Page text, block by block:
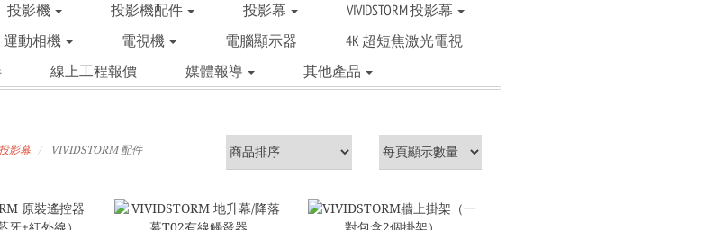
投影機 投影機配件 投影幕
VIVIDSTORM 投影幕
運動相機 電視機 電腦顯示器
4K 超短焦激光電視
線上工程報價 媒體報導 其他產品
投影幕 VIVIDSTORM 配件